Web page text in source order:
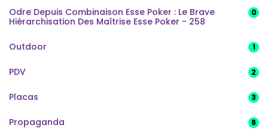
Odre Depuis Combinaison Esse Poker : Le Brave
Hiérarchisation Des Maîtrise Esse Poker - 258
0
Outdoor 1
PDV 2
Placas 3
Propaganda 8